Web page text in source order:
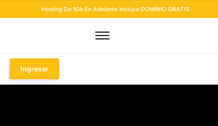
Hosting De 1Gb En Adelante Incluye DOMINIO GRATIS
Hosting
Diseño Web
Ingresar